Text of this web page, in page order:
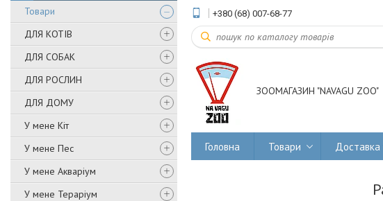
Товари
ДЛЯ КОТІВ
ДЛЯ СОБАК
ДЛЯ РОСЛИН
ДЛЯ ДОМУ
У мене Кіт
У мене Пес
У мене Акваріум
У мене Тераріум
+380 (68) 007-68-77
ЗООМАГАЗИН "NAVAGU ZOO"
Головна Товари Доставка